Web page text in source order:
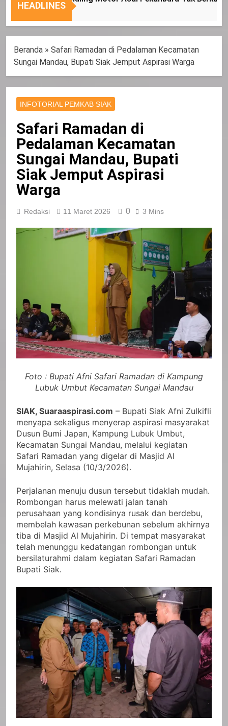
Nasional
Tepat
HEADLINES
Beranda » Safari Ramadan di Pedalaman Kecamatan
Sungai Mandau, Bupati Siak Jemput Aspirasi Warga
INFOTORIAL PEMKAB SIAK
Safari Ramadan di
Pedalaman Kecamatan
Sungai Mandau, Bupati
Siak Jemput Aspirasi
Warga
Redaksi 11 Maret 2026 0 3 Mins
Foto : Bupati Afni Safari Ramadan di Kampung
Lubuk Umbut Kecamatan Sungai Mandau
SIAK, Suaraaspirasi.com – Bupati Siak Afni Zulkifli
menyapa sekaligus menyerap aspirasi masyarakat
Dusun Bumi Japan, Kampung Lubuk Umbut,
Kecamatan Sungai Mandau, melalui kegiatan
Safari Ramadan yang digelar di Masjid Al
Mujahirin, Selasa (10/3/2026).
Perjalanan menuju dusun tersebut tidaklah mudah.
Rombongan harus melewati jalan tanah
perusahaan yang kondisinya rusak dan berdebu,
membelah kawasan perkebunan sebelum akhirnya
tiba di Masjid Al Mujahirin. Di tempat masyarakat
telah menunggu kedatangan rombongan untuk
bersilaturahmi dalam kegiatan Safari Ramadan
Bupati Siak.